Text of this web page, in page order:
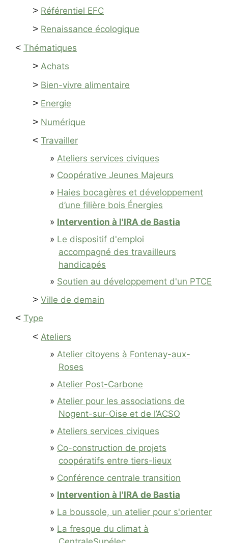
> Référentiel EFC
> Renaissance écologique
< Thématiques
> Achats
> Bien-vivre alimentaire
> Energie
> Numérique
< Travailler
Ateliers services civiques
Coopérative Jeunes Majeurs
Haies bocagères et développement
d’une filière bois Énergies
Intervention à l'IRA de Bastia
Le dispositif d'emploi
accompagné des travailleurs
handicapés
Soutien au développement d'un PTCE
> Ville de demain
< Type
< Ateliers
Atelier citoyens à Fontenay-aux-
Roses
Atelier Post-Carbone
Atelier pour les associations de
Nogent-sur-Oise et de l’ACSO
Ateliers services civiques
Co-construction de projets
coopératifs entre tiers-lieux
Conférence centrale transition
Intervention à l'IRA de Bastia
La boussole, un atelier pour s'orienter
La fresque du climat à